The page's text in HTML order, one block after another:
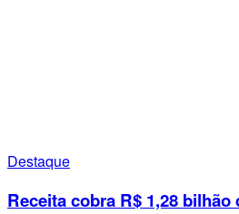
Destaque
Receita cobra R$ 1,28